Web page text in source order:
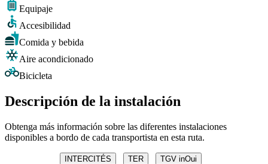
Equipaje
Accesibilidad
Comida y bebida
Aire acondicionado
Bicicleta
Descripción de la instalación
Obtenga más información sobre las diferentes instalaciones
disponibles a bordo de cada transportista en esta ruta.
INTERCITÉS TER TGV inOui